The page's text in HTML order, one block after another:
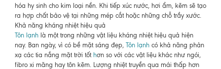
hóa hy sinh cho kim loại nền. Khi tiếp xúc nước, hơi ẩm, kẽm sẽ tạo
ra hợp chất bảo vệ tại những mép cắt hoặc những chỗ trầy xước.
Khả năng kháng nhiệt hiệu quả
Tôn lạnh là một trong những vật liệu kháng nhiệt hiệu quả hiện
nay. Ban ngày, vì có bề mặt sáng đẹp, Tôn lạnh có khả năng phản
xạ các tia nắng mặt trời tốt hơn so với các vật liệu khác như ngói,
fibro xi măng hay tôn kẽm. Lượng nhiệt truyền qua mái thấp hơn